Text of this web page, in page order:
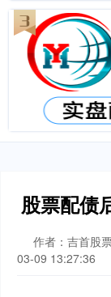
股票配债
作者：吉首股
03-09 13:27:36